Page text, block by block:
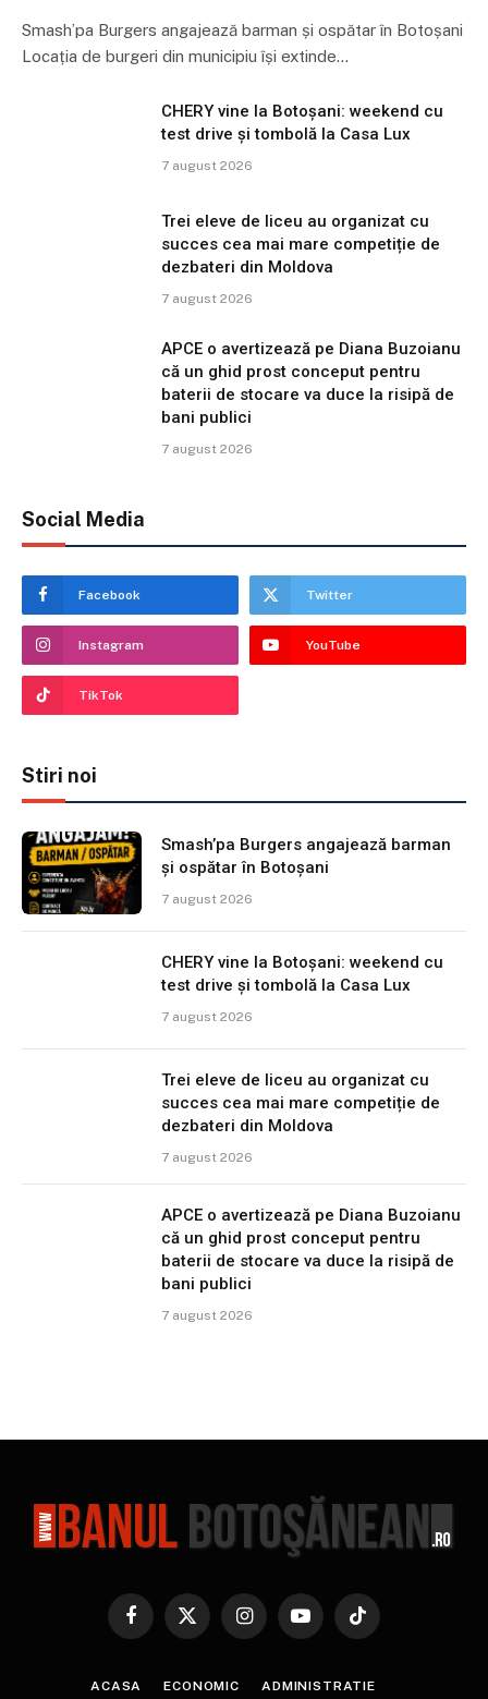
Smash’pa Burgers angajează barman și ospătar în Botoșani
Locația de burgeri din municipiu își extinde…
CHERY vine la Botoșani: weekend cu
test drive și tombolă la Casa Lux
7 august 2026
Trei eleve de liceu au organizat cu
succes cea mai mare competiție de
dezbateri din Moldova
7 august 2026
APCE o avertizează pe Diana Buzoianu
că un ghid prost conceput pentru
baterii de stocare va duce la risipă de
bani publici
7 august 2026
Social Media
Facebook Twitter
Instagram YouTube
TikTok
Stiri noi
Smash’pa Burgers angajează barman
și ospătar în Botoșani
7 august 2026
CHERY vine la Botoșani: weekend cu
test drive și tombolă la Casa Lux
7 august 2026
Trei eleve de liceu au organizat cu
succes cea mai mare competiție de
dezbateri din Moldova
7 august 2026
APCE o avertizează pe Diana Buzoianu
că un ghid prost conceput pentru
baterii de stocare va duce la risipă de
bani publici
7 august 2026
Facebook
X
InstagramYouTubeTikTok
ACASA ECONOMIC ADMINISTRATIE